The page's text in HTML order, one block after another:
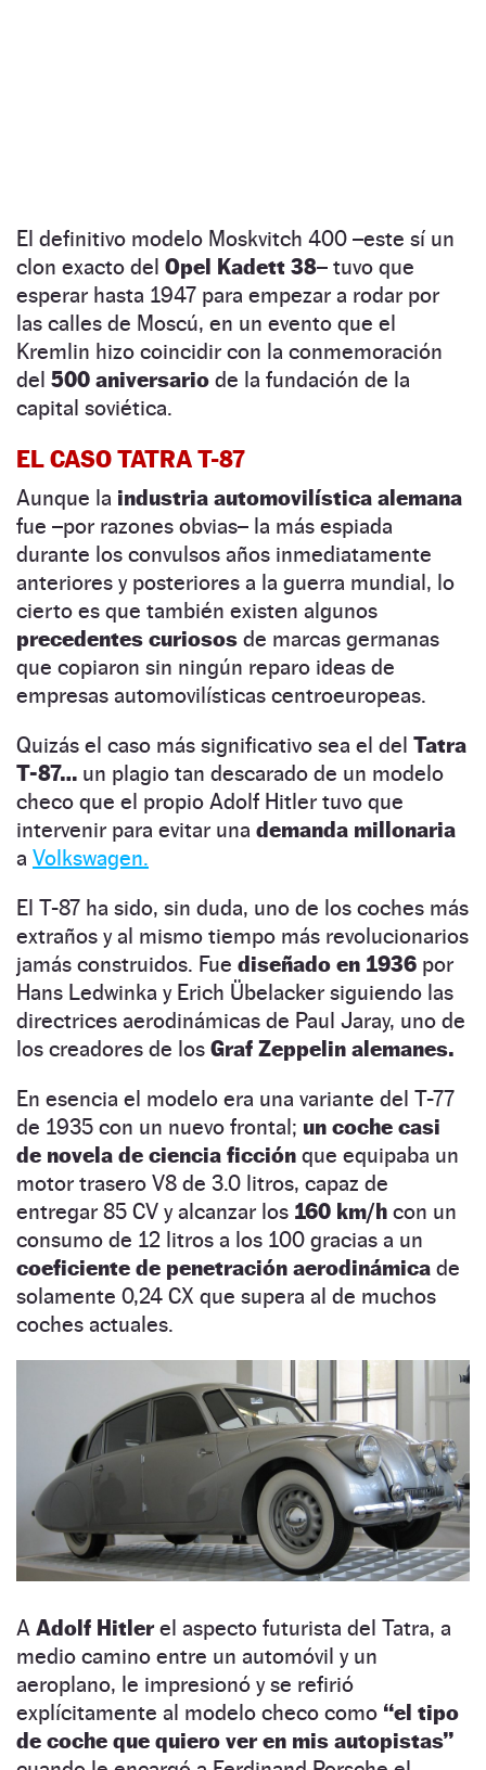
El definitivo modelo Moskvitch 400 –este sí un
clon exacto del Opel Kadett 38– tuvo que
esperar hasta 1947 para empezar a rodar por
las calles de Moscú, en un evento que el
Kremlin hizo coincidir con la conmemoración
del 500 aniversario de la fundación de la
capital soviética.
EL CASO TATRA T-87
Aunque la industria automovilística alemana
fue –por razones obvias– la más espiada
durante los convulsos años inmediatamente
anteriores y posteriores a la guerra mundial, lo
cierto es que también existen algunos
precedentes curiosos de marcas germanas
que copiaron sin ningún reparo ideas de
empresas automovilísticas centroeuropeas.
Quizás el caso más significativo sea el del Tatra
T-87… un plagio tan descarado de un modelo
checo que el propio Adolf Hitler tuvo que
intervenir para evitar una demanda millonaria
a Volkswagen.
El T-87 ha sido, sin duda, uno de los coches más
extraños y al mismo tiempo más revolucionarios
jamás construidos. Fue diseñado en 1936 por
Hans Ledwinka y Erich Übelacker siguiendo las
directrices aerodinámicas de Paul Jaray, uno de
los creadores de los Graf Zeppelin alemanes.
En esencia el modelo era una variante del T-77
de 1935 con un nuevo frontal; un coche casi
de novela de ciencia ficción que equipaba un
motor trasero V8 de 3.0 litros, capaz de
entregar 85 CV y alcanzar los 160 km/h con un
consumo de 12 litros a los 100 gracias a un
coeficiente de penetración aerodinámica de
solamente 0,24 CX que supera al de muchos
coches actuales.
A Adolf Hitlerel aspecto futurista del Tatra, a
medio camino entre un automóvil y un
aeroplano, le impresionó y se refirió
explícitamente al modelo checo como “el tipo
de coche que quiero ver en mis autopistas”